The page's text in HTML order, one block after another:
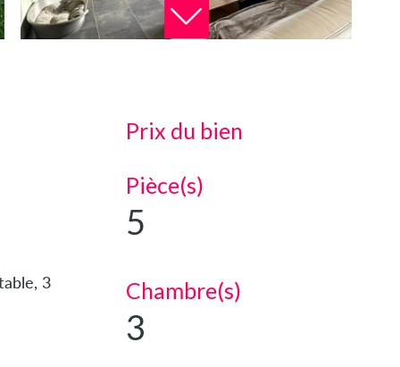
3
Prix du bien
Pièce(s)
5
Chambre(s)
3